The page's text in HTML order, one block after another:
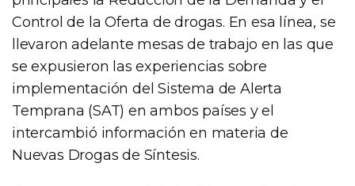
Control de la Oferta de drogas. En esa línea, se
llevaron adelante mesas de trabajo en las que
se expusieron las experiencias sobre
implementación del Sistema de Alerta
Temprana (SAT) en ambos países y el
intercambió información en materia de
Nuevas Drogas de Síntesis.